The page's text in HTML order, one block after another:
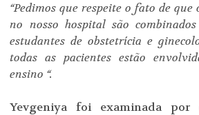
“Pedimos que respeite o fato de que
no nosso hospital são
estudantes de obstetrícia e
todas as pacientes estão
ensino “.
Yevgeniya foi examinada por